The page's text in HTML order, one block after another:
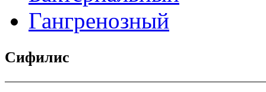
Гангренозный
Сифилис